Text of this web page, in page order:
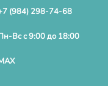
(984) 298-74-68
Вс с 9:00 до 18:00